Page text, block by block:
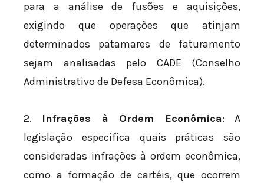
para a análise de fusões e aquisições,
exigindo que operações que atinjam
determinados patamares de faturamento
sejam analisadas pelo CADE (Conselho
Administrativo de Defesa Econômica).
2. Infrações à Ordem Econômica: A
legislação especifica quais práticas são
consideradas infrações à ordem econômica,
como a formação de cartéis, que ocorrem